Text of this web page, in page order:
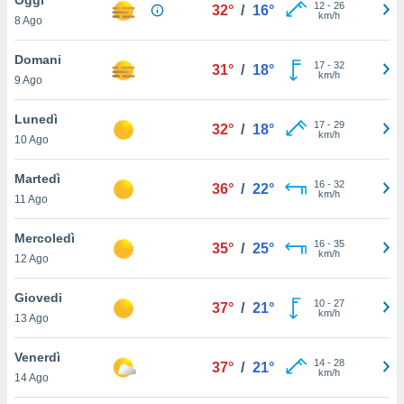
è
al sito
di
ci
di
il
un
la
nella
8 Ago
32° / 16° 12- 26
km/h
Domani
9 Ago
31° / 18° 17- 32
km/h
Lunedì
10 Ago
32° / 18° 17- 29
km/h
Martedì
11 Ago
36° / 22° 16- 32
km/h
Mercoledì
12 Ago
35° / 25° 16- 35
km/h
Giovedi
13 Ago
37° / 21° 10- 27
km/h
Venerdì
14 Ago
37° / 21° 14- 28
km/h